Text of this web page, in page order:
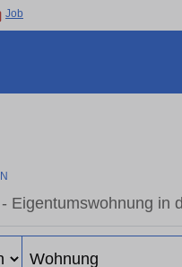
Job
Eigentumswohnung in